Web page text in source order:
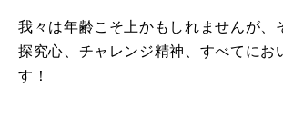
我々は年齢こそ上かもしれませんが、
探究心、チャレンジ精神、すべてにお
す！